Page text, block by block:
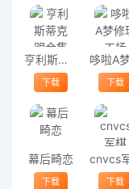
亨利斯蒂克明合集
下载 下载
幕后畸恋
下载 下载